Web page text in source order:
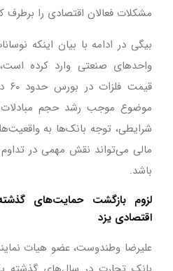
مشکلات فعالان اقتصادی را برطرف
بیگی در ادامه با بیان اینکه
واحدهای صنعتی وارد کرده
موضوع موجب رشد حجم
شرایطی، توجه بانک‌ها به
مالی می‌تواند نقش مهمی در
باشد.
لزوم بازگشت حمایت‌های
اقتصادی یزد
علیرضا وطندوست، عضو هیات